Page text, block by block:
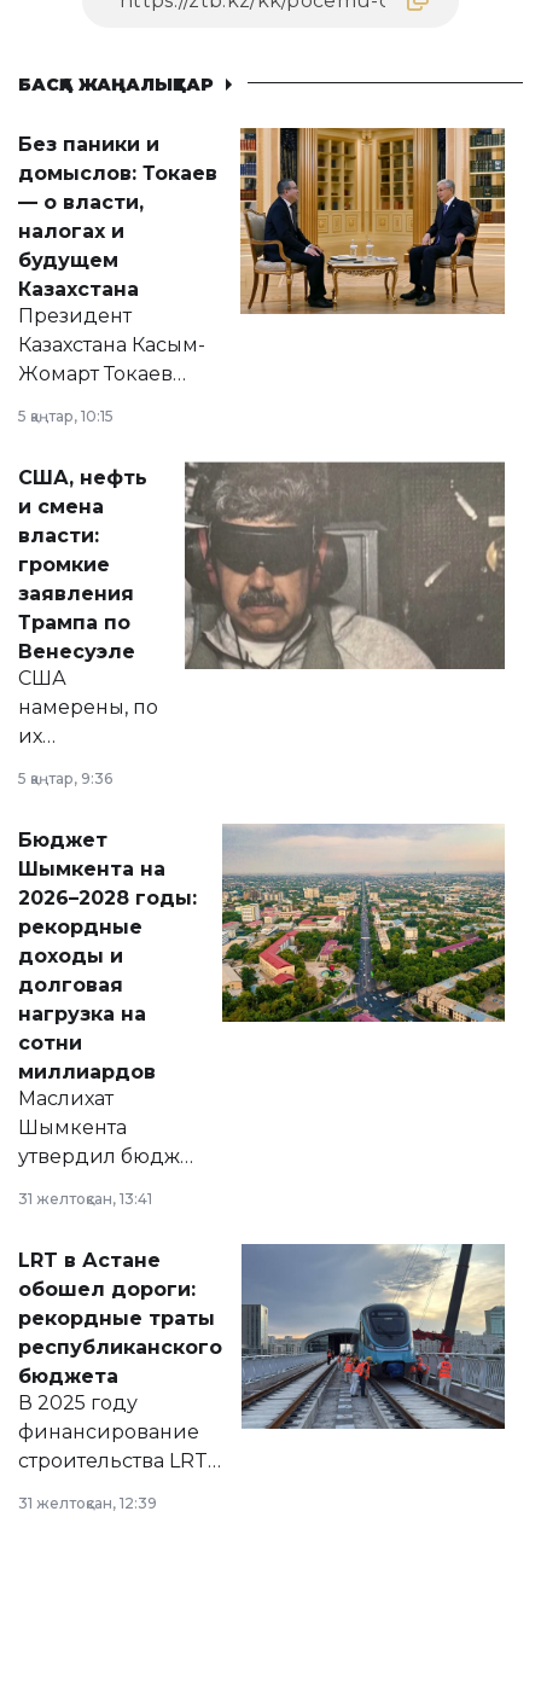
БАСҚА ЖАҢАЛЫҚТАР
Без паники и
домыслов: Токаев
— о власти,
налогах и
будущем
Казахстана
Президент
Казахстана Касым-
Жомарт Токаев
сразу несколько
актуальных тем —
от слухов о
политических
реформах до
вопросов армии,
экономики и
личного здоровья.
5 қаңтар, 10:15
США, нефть
и смена
власти:
громкие
заявления
Трампа по
Венесуэле
США
намерены, по
их
принести
народу
Венесуэлы.
5 қаңтар, 9:36
Бюджет
Шымкента на
2026–2028 годы:
рекордные
доходы и
долговая
нагрузка на
сотни
миллиардов
Маслихат
Шымкента
утвердил бюджет
2028 годы.
документ
появился в базе
нормативных
правовых актов и
на сайте маслихат
города.
31 желтоқсан, 13:41
LRT в Астане
обошел дороги:
рекордные траты
республиканского
бюджета
В 2025 году
финансирование
строительства LRT
республиканского
31 желтоқсан, 12:39